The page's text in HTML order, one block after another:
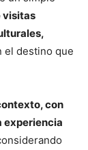
visitas
el destino que
con
experiencia